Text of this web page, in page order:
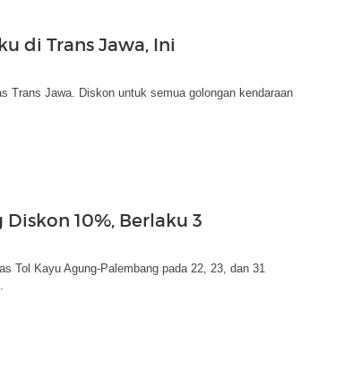
di Trans Jawa, Ini
Trans Jawa. Diskon untuk semua golongan kendaraan
10%, Berlaku 3
Tol Kayu Agung-Palembang pada 22, 23, dan 31